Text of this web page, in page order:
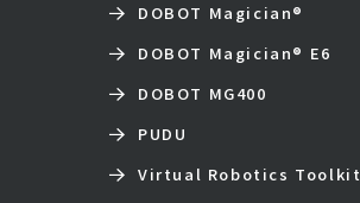
DOBOT Magician®
DOBOT Magician® E6
DOBOT MG400
PUDU
Virtual Robotics Toolkit